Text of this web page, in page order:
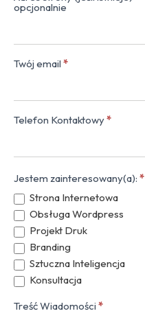
opcjonalnie
Twój email *
Telefon Kontaktowy*
Jestem zainteresowany(a): *
Strona Internetowa
Obsługa Wordpress
Projekt Druk
Branding
Sztuczna Inteligencja
Konsultacja
Treść Wiadomości *